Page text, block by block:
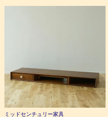
ミッドセンチュリー家具